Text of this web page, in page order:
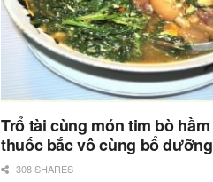
Trổ tài cùng món tim bò hầm
thuốc bắc vô cùng bổ dưỡng
308 SHARES